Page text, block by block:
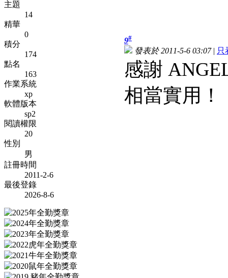
主題
14
精華
0
積分
174
點名
163
作業系統
xp
軟體版本
sp2
閱讀權限
20
性別
男
註冊時間
2011-2-6
最後登錄
2026-8-6
9#
發表於 2011-5-6 03:07| 只
感謝
相當實用！